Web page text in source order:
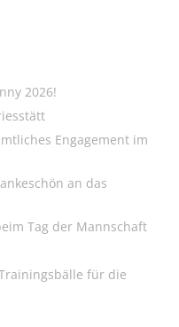
2026!
Engagement im
an das
Tag der Mannschaft
für die